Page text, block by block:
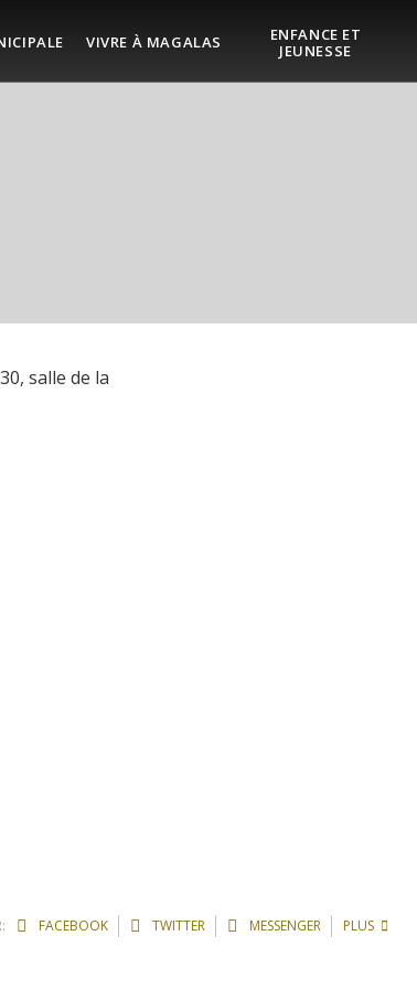
VIVRE À MAGALAS
ENFANCE ET
JEUNESSE
salle de la
FACEBOOK TWITTER MESSENGER PLUS